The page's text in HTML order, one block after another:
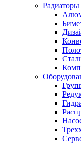
Радиаторы